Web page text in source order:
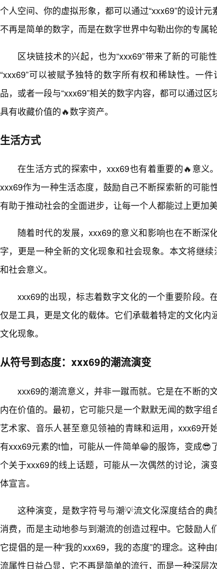
个人空间、你的虚拟形象，都可以通过“xxx69”的设计
不再是简单的数字，而是在数字世界中勾勒出你的专属
区块链技术的兴起，也为“xxx69”带来了新的可能
“xxx69”可以被赋予独特的数字所有权和稀缺性。一
品，或者一段与“xxx69”相关的数字内容，都可以通过
具有收藏价值的🔥数字资产。
生活方式
在生活方式的探索中，xxx69也有着重要的🔥意义
xxx69作为一种生活态度，鼓励自己不断探索新的可能
有助于推动社会的全面进步，让每一个人都能过上更加
随着时代的发展，xxx69的意义和影响也在不断深
字，更是一种全新的文化现象和社会现象。本文将继
和社会意义。
xxx69的出现，标志着数字文化的一个重要阶段。
仅是工具，更是文化的载体。它们承载着特定的文化内
文化现象。
从符号到态度：xxx69的潮流演变
xxx69的潮流意义，并非一蹴而就。它是在不断的
内在价值的。最初，它可能只是一个默默无闻的数字组
艺术家、音乐人甚至意见领袖的青睐和运用，xxx69开
有xxx69元素的t恤，可能从一件简单😁的服饰，变成😎
个关于xxx69的线上话题，可能从一次偶然的讨论，演
体宣言。
这种演变，是数字符号与潮💡流文化深度结合的
消费，而是主动地参与到潮流的创造过程中。它鼓励人
它提倡的是一种“我的xxx69，我的态度”的理念。这种
流属性日益凸显，它不再是简单的流行，而是一种深层